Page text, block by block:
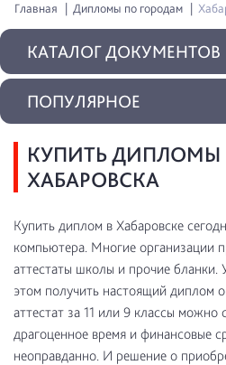
Главная Дипломы по городам
КАТАЛОГ ДОКУМЕНТОВ
КУПИТЬ ДИПЛОМЫ
ХАБАРОВСКА
Купить диплом в Хабаровске
компьютера. Многие организации
аттестаты школы и прочие бланки.
этом получить настоящий диплом
аттестат за 11 или 9 классы можно
драгоценное время и финансовые
неоправданно. И решение о
ПОПУЛЯРНОЕ